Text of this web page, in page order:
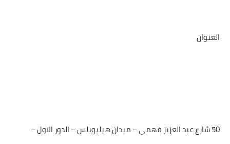
العنوان
50 شارع عبد العزيز فهمي – ميدان هيليوبلس – الدور الاول –